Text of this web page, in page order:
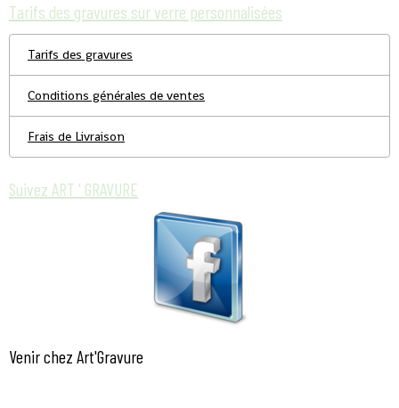
Tarifs des gravures sur verre personnalisées
Tarifs des gravures
Conditions générales de ventes
Frais de Livraison
Suivez ART ' GRAVURE
Venir chez Art'Gravure